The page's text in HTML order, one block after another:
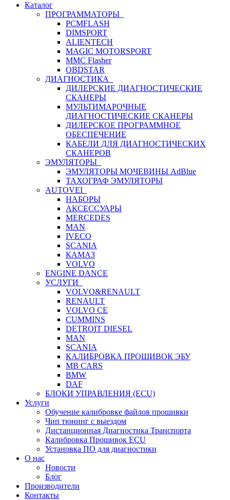
Каталог
ПРОГРАММАТОРЫ
PCMFLASH
DIMSPORT
ALIENTECH
MAGIC MOTORSPORT
MMC Flasher
OBDSTAR
ДИАГНОСТИКА
ДИЛЕРСКИЕ ДИАГНОСТИЧЕСКИЕ
СКАНЕРЫ
МУЛЬТИМАРОЧНЫЕ
ДИАГНОСТИЧЕСКИЕ СКАНЕРЫ
ДИЛЕРСКОЕ ПРОГРАММНОЕ
ОБЕСПЕЧЕНИЕ
КАБЕЛИ ДЛЯ ДИАГНОСТИЧЕСКИХ
СКАНЕРОВ
ЭМУЛЯТОРЫ
ЭМУЛЯТОРЫ МОЧЕВИНЫ АdBlue
ТАХОГРАФ ЭМУЛЯТОРЫ
AUTOVEI
НАБОРЫ
АКСЕССУАРЫ
MERCEDES
MAN
IVECO
SCANIA
КАМАЗ
VOLVO
ENGINE DANCE
УСЛУГИ
VOLVO&RENAULT
RENAULT
VOLVO CE
CUMMINS
DETROIT DIESEL
MAN
SCANIA
КАЛИБРОВКА ПРОШИВОК ЭБУ
MB CARS
BMW
DAF
БЛОКИ УПРАВЛЕНИЯ (ECU)
Услуги
Обучение калибровке файлов прошивки
Чип тюнинг с выездом
Дистанционная Диагностика Транспорта
Калибровка Прошивок ECU
Установка ПО для диагностики
О нас
Новости
Блог
Производители
Контакты